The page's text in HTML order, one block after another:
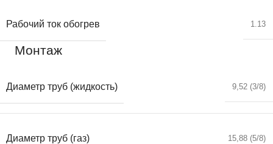
Рабочий ток обогрев 1.13
Монтаж
Диаметр труб (жидкость) 9,52 (3/8)
Диаметр труб (газ) 15,88 (5/8)